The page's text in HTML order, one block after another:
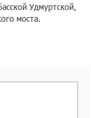
Удмуртской,
моста.